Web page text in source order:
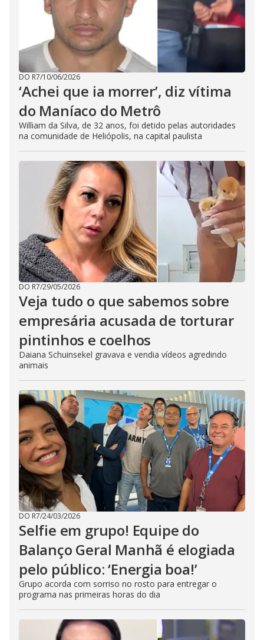
DO R7/10/06/2026
‘Achei que ia morrer’, diz vítima
do Maníaco do Metrô
William da Silva, de 32 anos, foi detido pelas autoridades
na comunidade de Heliópolis, na capital paulista
DO R7/29/05/2026
Veja tudo o que sabemos sobre
empresária acusada de torturar
pintinhos e coelhos
Daiana Schuinsekel gravava e vendia vídeos agredindo
animais
DO R7/24/03/2026
Selfie em grupo! Equipe do
Balanço Geral Manhã é elogiada
pelo público: ‘Energia boa!’
Grupo acorda com sorriso no rosto para entregar o
programa nas primeiras horas do dia